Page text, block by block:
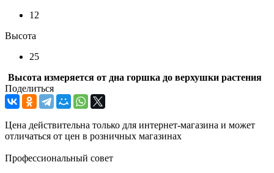
12
Высота
25
Высота измеряется от дна горшка до верхушки растения
Поделиться
Цена действительна только для интернет-магазина и может
отличаться от цен в розничных магазинах
Профессиональный совет